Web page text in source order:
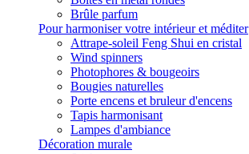
Brûle parfum
Pour harmoniser votre intérieur et méditer
Attrape-soleil Feng Shui en cristal
Wind spinners
Photophores & bougeoirs
Bougies naturelles
Porte encens et bruleur d'encens
Tapis harmonisant
Lampes d'ambiance
Décoration murale